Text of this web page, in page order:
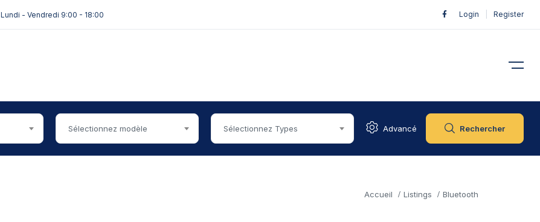
Lundi - Vendredi 9:00 - 18:00 Login Register
Sélectionnez modèle Sélectionnez Types Advancé Rechercher
Accueil Listings Bluetooth